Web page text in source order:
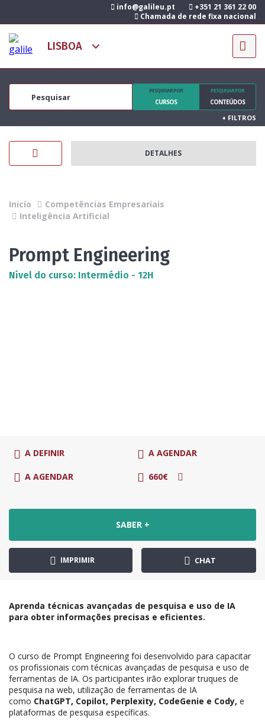
info@galileu.pt
+351 21 361 22 00
Chamada de rede fixa nacional
PESQUISAR POR
CURSOS
PESQUISAR POR
CONTEÚDOS
+ FILTROS
DETALHES
Inicío
Competências Empresariais
Inteligência Artificial
Prompt Engineering
Nível do curso: Intermédio - 12H
A DEFINIR A AGENDAR
A AGENDAR 660€
SABER +
IMPRIMIR CHAT
Aprenda técnicas avançadas de pesquisa e uso de IA
para obter informações precisas e eficientes.
O curso de Prompt Engineering foi desenvolvido para capacitar
os profissionais com técnicas avançadas de pesquisa e uso de
ferramentas de IA. Os participantes irão explorar truques de
pesquisa na web, utilização de ferramentas de IA
como ChatGPT, Copilot, Perplexity, CodeGenie e Cody, e
plataformas de pesquisa específicas.